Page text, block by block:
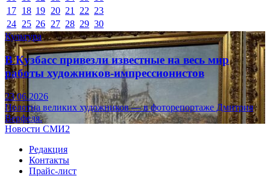
17 18 19 20 21 22 23
24 25 26 27 28 29 30
Культура
В Кузбасс привезли известные на весь мир
работы художников-импрессионистов
23.06.2026
Полотна великих художников — в фоторепортаже Дмитрия
Верфеля.
Новости СМИ2
Редакция
Контакты
Прайс-лист